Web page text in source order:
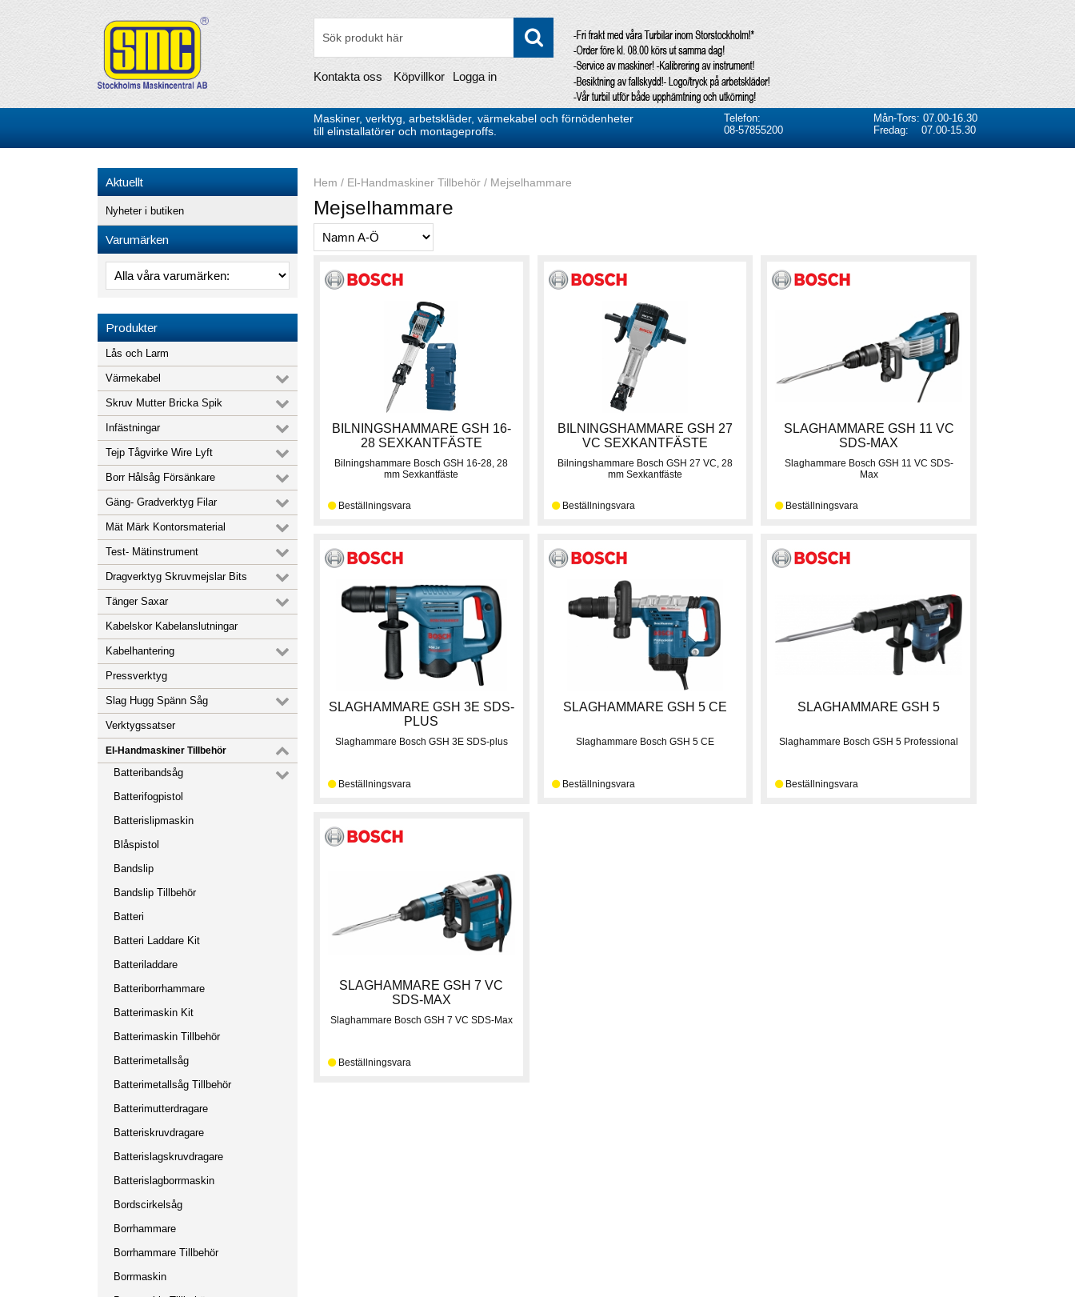
Kontakta oss Köpvillkor Logga in
Maskiner, verktyg, arbetskläder, värmekabel och förnödenheter
till elinstallatörer och montageproffs.
Telefon:
08-57855200
Mån-Tors: 07.00-16.30
Fredag: 07.00-15.30
Aktuellt
Nyheter i butiken
Varumärken
Produkter
Lås och Larm
Värmekabel
Skruv Mutter Bricka Spik
Infästningar
Tejp Tågvirke Wire Lyft
Borr Hålsåg Försänkare
Gäng- Gradverktyg Filar
Mät Märk Kontorsmaterial
Test- Mätinstrument
Dragverktyg Skruvmejslar Bits
Tänger Saxar
Kabelskor Kabelanslutningar
Kabelhantering
Pressverktyg
Slag Hugg Spänn Såg
Verktygssatser
El-Handmaskiner Tillbehör
Batteribandsåg
Batterifogpistol
Batterislipmaskin
Blåspistol
Bandslip
Bandslip Tillbehör
Batteri
Batteri Laddare Kit
Batteriladdare
Batteriborrhammare
Batterimaskin Kit
Batterimaskin Tillbehör
Batterimetallsåg
Batterimetallsåg Tillbehör
Batterimutterdragare
Batteriskruvdragare
Batterislagskruvdragare
Batterislagborrmaskin
Bordscirkelsåg
Borrhammare
Borrhammare Tillbehör
Borrmaskin
Hem / El-Handmaskiner Tillbehör / Mejselhammare
Mejselhammare
BILNINGSHAMMARE GSH 16-
28 SEXKANTFÄSTE
Bilningshammare Bosch GSH 16-28, 28
mm Sexkantfäste
BILNINGSHAMMARE GSH 27
VC SEXKANTFÄSTE
Bilningshammare Bosch GSH 27 VC, 28
mm Sexkantfäste
SLAGHAMMARE GSH 11 VC
SDS-MAX
Slaghammare Bosch GSH 11 VC SDS-
Max
SLAGHAMMARE GSH 3E SDS-
PLUS
Slaghammare Bosch GSH 3E SDS-plus
SLAGHAMMARE GSH 5 CE
Slaghammare Bosch GSH 5 CE
SLAGHAMMARE GSH 5
Slaghammare Bosch GSH 5 Professional
SLAGHAMMARE GSH 7 VC
SDS-MAX
Slaghammare Bosch GSH 7 VC SDS-Max